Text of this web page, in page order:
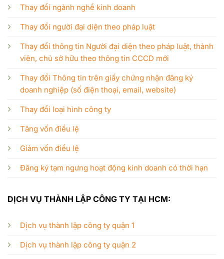
Thay đổi ngành nghề kinh doanh
Thay đổi người đại diện theo pháp luật
Thay đổi thông tin Người đại diện theo pháp luật, thành
viên, chủ sở hữu theo thông tin CCCD mới
Thay đổi Thông tin trên giấy chứng nhận đăng ký
doanh nghiệp (số điện thoại, email, website)
Thay đổi loại hình công ty
Tăng vốn điều lệ
Giảm vốn điều lệ
Đăng ký tạm ngưng hoạt động kinh doanh có thời hạn
DỊCH VỤ THÀNH LẬP CÔNG TY TẠI HCM:
Dịch vụ thành lập công ty quận 1
Dịch vụ thành lập công ty quận 2